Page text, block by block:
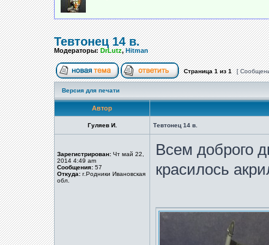
Тевтонец 14 в.
Модераторы:DrLutz,Hitman
Страница1из1 [
Версия для печати
Автор
Гуляев И. Тевтонец 14 в.
Зарегистрирован: Чт май 22,
2014 4:49 am
Сообщения: 57
Откуда: г.Родники Ивановская
обл.
Всем доброго
красилось